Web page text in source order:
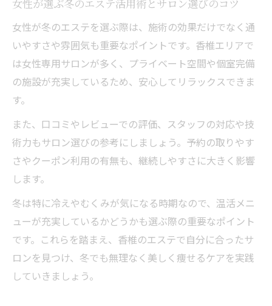
女性が選ぶ冬のエステ活用術とサロン選びのコツ
女性が冬のエステを選ぶ際は、施術の効果だけでなく通
いやすさや雰囲気も重要なポイントです。香椎エリアで
は女性専用サロンが多く、プライベート空間や個室完備
の施設が充実しているため、安心してリラックスできま
す。
また、口コミやレビューでの評価、スタッフの対応や技
術力もサロン選びの参考にしましょう。予約の取りやす
さやクーポン利用の有無も、継続しやすさに大きく影響
します。
冬は特に冷えやむくみが気になる時期なので、温活メニ
ューが充実しているかどうかも選ぶ際の重要なポイント
です。これらを踏まえ、香椎のエステで自分に合ったサ
ロンを見つけ、冬でも無理なく美しく痩せるケアを実践
していきましょう。